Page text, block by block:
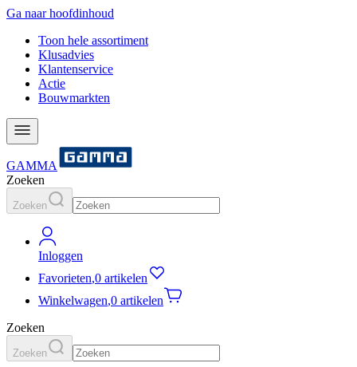
Ga naar hoofdinhoud
Toon hele assortiment
Klusadvies
Klantenservice
Actie
Bouwmarkten
GAMMA
Zoeken
Zoeken
Inloggen
Favorieten,0 artikelen
Winkelwagen,0 artikelen
Zoeken
Zoeken